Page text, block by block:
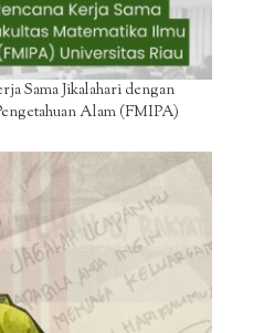
Sama Jikalahari dengan
Alam (FMIPA)